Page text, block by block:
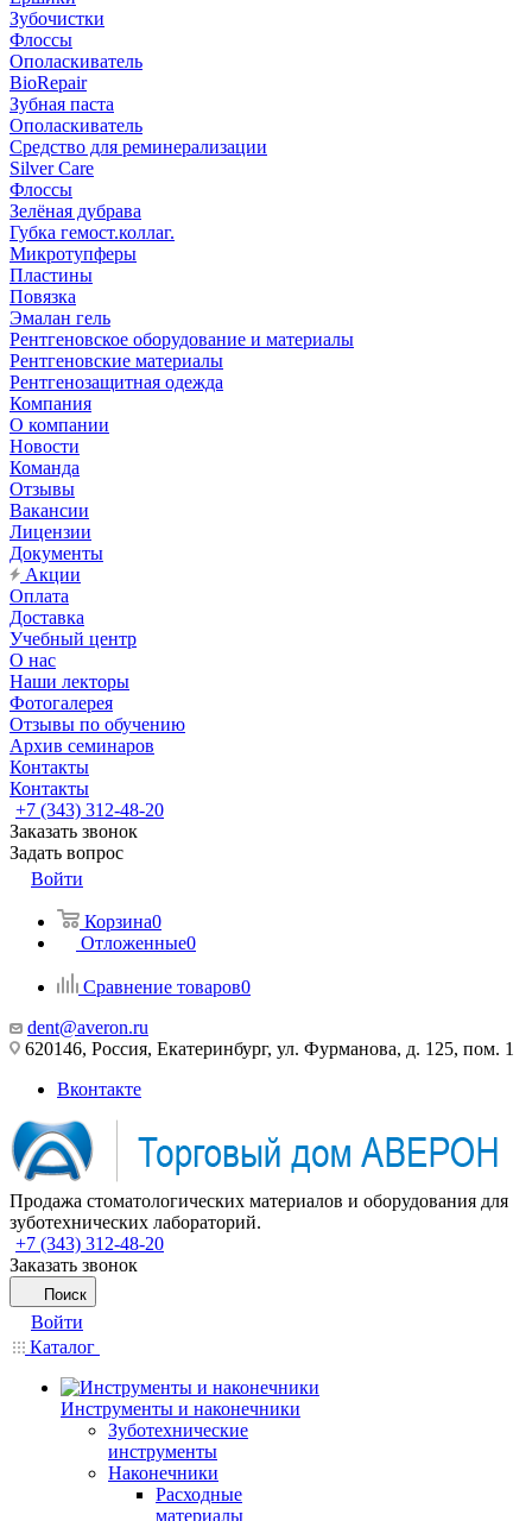
Зубочистки
Флоссы
Ополаскиватель
BioRepair
Зубная паста
Ополаскиватель
Средство для реминерализации
Silver Care
Флоссы
Зелёная дубрава
Губка гемост.коллаг.
Микротупферы
Пластины
Повязка
Эмалан гель
Рентгеновское оборудование и материалы
Рентгеновские материалы
Рентгенозащитная одежда
Компания
О компании
Новости
Команда
Отзывы
Вакансии
Лицензии
Документы
Акции
Оплата
Доставка
Учебный центр
О нас
Наши лекторы
Фотогалерея
Отзывы по обучению
Архив семинаров
Контакты
Контакты
+7 (343) 312-48-20
Заказать звонок
Задать вопрос
Войти
Корзина0
Отложенные0
Сравнение товаров0
dent@averon.ru
620146, Россия, Екатеринбург, ул. Фурманова, д. 125, пом. 1
Вконтакте
Продажа стоматологических материалов и оборудования для
зуботехнических лабораторий.
+7 (343) 312-48-20
Заказать звонок
Поиск
Войти
Каталог
Инструменты и наконечники
Зуботехнические
инструменты
Наконечники
Расходные
материалы